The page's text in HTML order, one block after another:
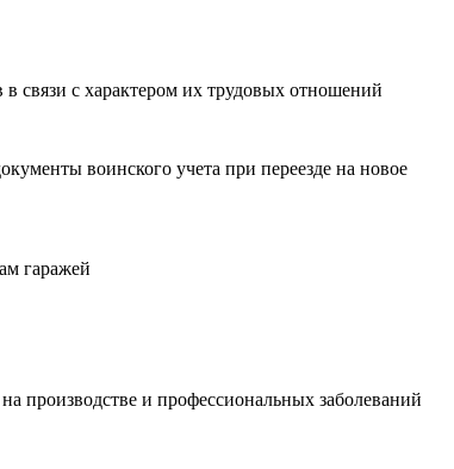
связи с характером их трудовых отношений
воинского учета при переезде на новое
гаражей
производстве и профессиональных заболеваний